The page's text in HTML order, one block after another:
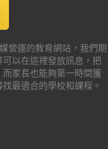
營運的教育網站，我們期
以在這裡發放訊息，把
家長也能夠第一時間獲
最適合的學校和課程。